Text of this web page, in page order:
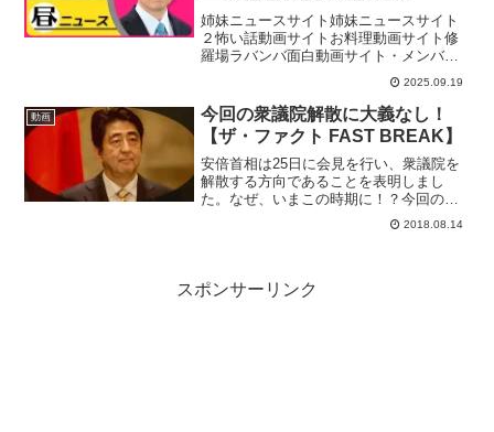
SUMMARY（日テレNEWS
LIVE）
姉妹ニュースサイト姉妹ニュースサイト
２怖い話動画サイトお料理動画サイト修
羅場ラバンバ面白動画サイト・メンバー
シップ「日テレNEWSクラブ」始まりま
した月額290円で所属歴に応じ色が変化し
ステータスアップしていくバッジ特典
や、ライブ配信のチャ...
2025.09.19
動画
今回の衆議院解散に大義なし！
【ザ・ファクト FAST BREAK】
安倍首相は25日に会見を行い、衆議院を
解散する方向であることを表明しまし
た。なぜ、いまこの時期に！？今回の解
散をザ・ファクト独自の視点で分析・解
説します。【出演】里村英一（幸福の科
2018.08.14
スポンサーリンク